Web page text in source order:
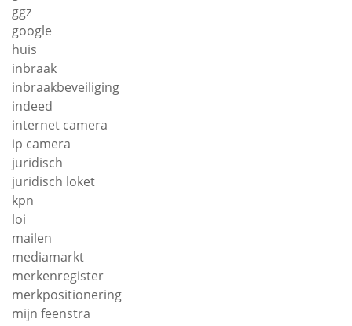
ggz
google
huis
inbraak
inbraakbeveiliging
indeed
internet camera
ip camera
juridisch
juridisch loket
kpn
loi
mailen
mediamarkt
merkenregister
merkpositionering
mijn feenstra